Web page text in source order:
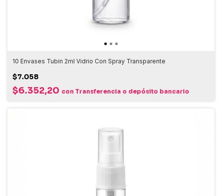
10 Envases Tubin 2ml Vidrio Con Spray Transparente
$7.058
$6.352,20 con Transferencia o depósito bancario